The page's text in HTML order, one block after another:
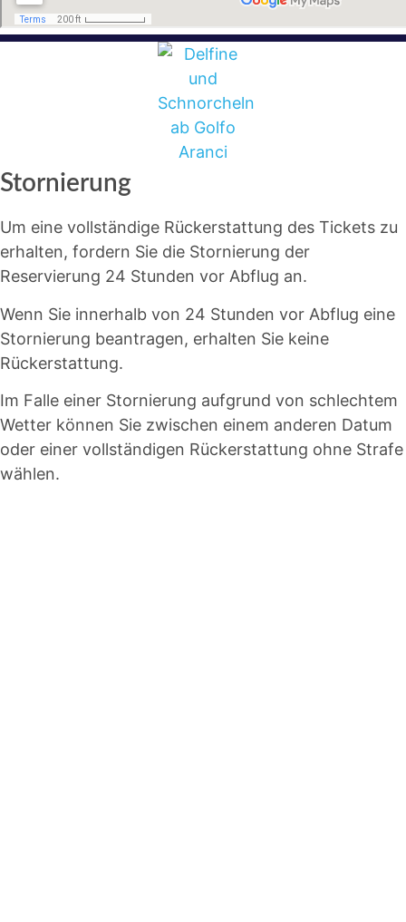
Stornierung
Um eine vollständige Rückerstattung des Tickets zu
erhalten, fordern Sie die Stornierung der
Reservierung 24 Stunden vor Abflug an.
Wenn Sie innerhalb von 24 Stunden vor Abflug eine
Stornierung beantragen, erhalten Sie keine
Rückerstattung.
Im Falle einer Stornierung aufgrund von schlechtem
Wetter können Sie zwischen einem anderen Datum
oder einer vollständigen Rückerstattung ohne Strafe
wählen.